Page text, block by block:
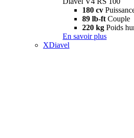
180 cv
89 lb-ft Couple
220 kg Poids
En savoir plus
XDiavel